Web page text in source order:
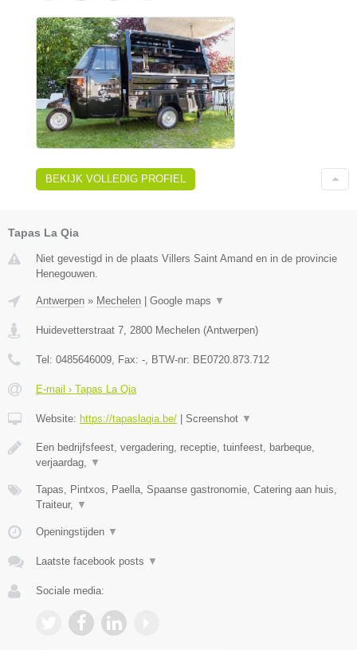
BEKIJK VOLLEDIG PROFIEL
Tapas La Qia
Niet gevestigd in de plaats Villers Saint Amand en in de provincie
Henegouwen.
Antwerpen » Mechelen Google maps ▼
Huidevetterstraat 7, 2800 Mechelen (Antwerpen)
Tel: 0485646009, Fax: -, BTW-nr: BE0720.873.712
E-mail › Tapas La Qia
Website: https://tapaslaqia.be/ Screenshot ▼
Een bedrijfsfeest, vergadering, receptie, tuinfeest, barbeque,
verjaardag, ▼
Tapas, Pintxos, Paella, Spaanse gastronomie, Catering aan huis,
Traiteur, ▼
Openingstijden ▼
Laatste facebook posts ▼
Sociale media: